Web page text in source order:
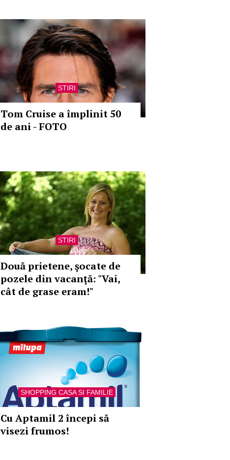
STIRI
Tom Cruise a împlinit 50
de ani - FOTO
STIRI
Două prietene, şocate de
pozele din vacanţă: "Vai,
cât de grase eram!"
SHOPPING CASA SI FAMILIE
Cu Aptamil 2 începi să
visezi frumos!